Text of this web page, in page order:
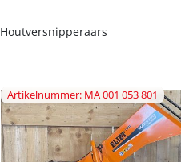
Houtversnipperaars
Artikelnummer: MA 001 053 801